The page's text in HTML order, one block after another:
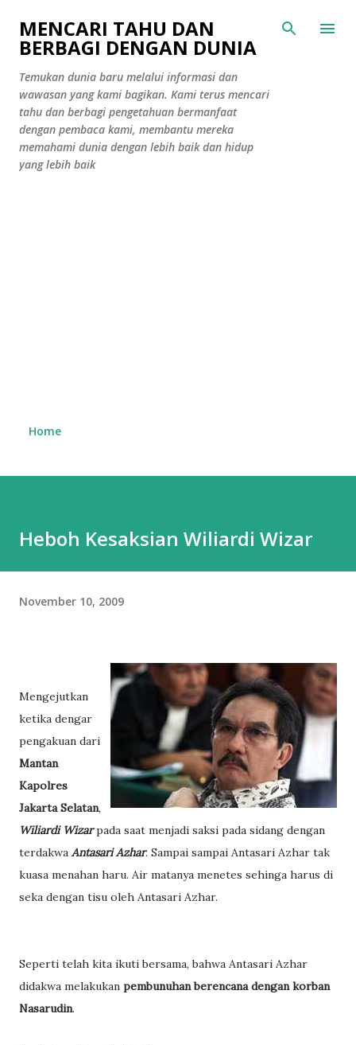
Langsung ke konten utama
MENCARI TAHU DAN
BERBAGI DENGAN DUNIA
Temukan dunia baru melalui informasi dan
wawasan yang kami bagikan. Kami terus mencari
tahu dan berbagi pengetahuan bermanfaat
dengan pembaca kami, membantu mereka
memahami dunia dengan lebih baik dan hidup
yang lebih baik
Home
Heboh Kesaksian Wiliardi Wizar
November 10, 2009
Mengejutkan
ketika dengar
pengakuan dari
Mantan
Kapolres
Jakarta Selatan,
Wiliardi Wizarpada saat menjadi saksi pada sidang dengan
terdakwa Antasari Azhar. Sampai sampai Antasari Azhar tak
kuasa menahan haru. Air matanya menetes sehinga harus di
seka dengan tisu oleh Antasari Azhar.
Seperti telah kita ikuti bersama, bahwa Antasari Azhar
didakwa melakukan pembunuhan berencana dengan korban
Nasarudin.